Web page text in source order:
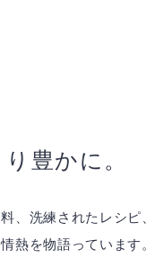
豊かに。
、洗練されたレシピ
熱を物語っています。